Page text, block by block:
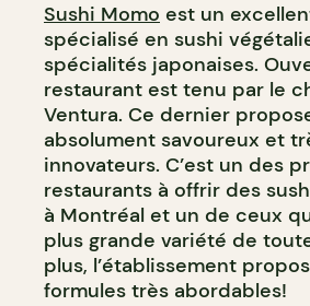
Sushi Momo est un
spécialisé en sushi
spécialités japonaises.
restaurant est tenu par le
Ventura. Ce dernier
absolument savoureux et
innovateurs. C’est un des
restaurants à offrir des
à Montréal et un de ceux
plus grande variété de
plus, l’établissement
formules très abordables!